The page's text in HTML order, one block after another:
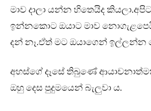
මාව දාලා යන්න හිතෙයිද
ඉන්නකොට ඔයාට මාව
දන් නෑ.ඒත් මට ඔයාගෙන් ඉල්ලන්න
අහස්ගේ දෑසේ තිබුණේ
ඔහු දෙස පුදුමයෙන් බැලුවා ය.